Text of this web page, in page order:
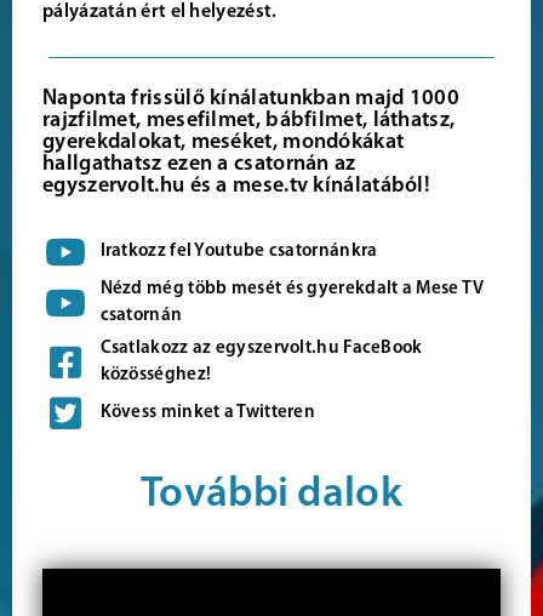
pályázatán ért el helyezést.
Naponta frissülő kínálatunkban majd 1000
rajzfilmet, mesefilmet, bábfilmet, láthatsz,
gyerekdalokat, meséket, mondókákat
hallgathatsz ezen a csatornán az
egyszervolt.hu és a mese.tv kínálatából!
Iratkozz fel Youtube csatornánkra
Nézd még több mesét és gyerekdalt a Mese TV
csatornán
Csatlakozz az egyszervolt.hu FaceBook
közösséghez!
Kövess minket a Twitteren
További dalok